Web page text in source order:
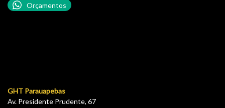
Orçamentos
GHT Parauapebas
Av. Presidente Prudente, 67